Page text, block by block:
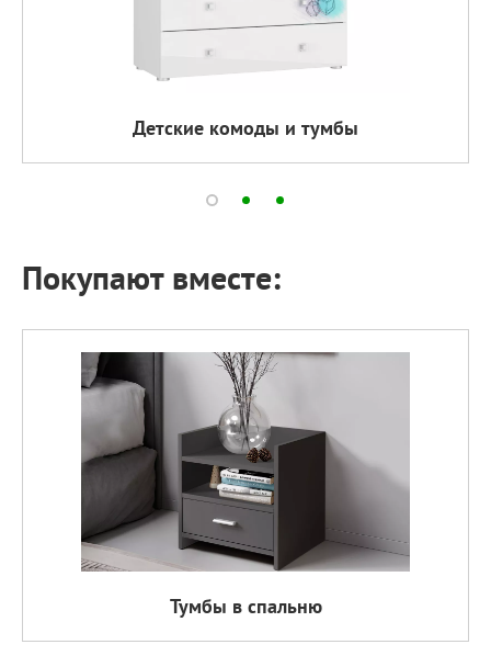
Детские комоды и тумбы
Покупают вместе:
Тумбы в спальню